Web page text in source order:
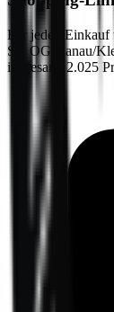
Für jeden Einkauf
SV OG Hanau/
insgesamt 2.025